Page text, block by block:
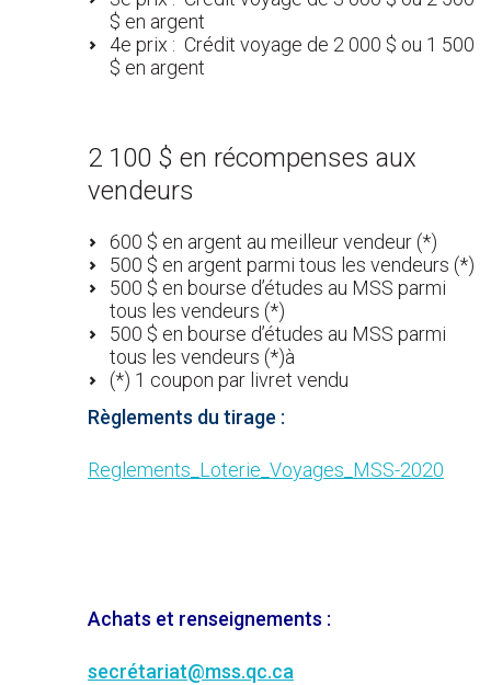
$ en argent
4e prix : Crédit voyage de 2 000 $ ou 1 500
$ en argent
2 100 $ en récompenses aux
vendeurs
600 $ en argent au meilleur vendeur (*)
500 $ en argent parmi tous les vendeurs (*)
500 $ en bourse d’études au MSS parmi
tous les vendeurs (*)
500 $ en bourse d’études au MSS parmi
tous les vendeurs (*)à
(*) 1 coupon par livret vendu
Règlements du tirage :
Reglements_Loterie_Voyages_MSS-2020
Achats et renseignements :
secrétariat@mss.qc.ca